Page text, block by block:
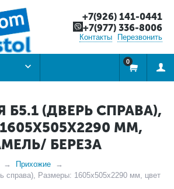
+7(926) 141-0441
+7(977) 336-8006
Контакты Перезвонить
0
(ДВЕРЬ СПРАВА),
ММ,
БЕРЕЗА
Прихожие
справа), Размеры: 1605х505х2290 мм, цвет